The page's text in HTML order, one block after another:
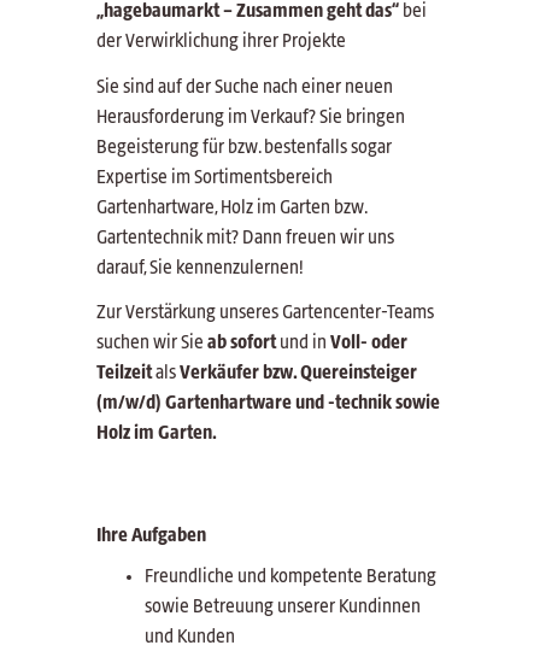
„hagebaumarkt – Zusammen geht das“ bei
der Verwirklichung ihrer Projekte
Sie sind auf der Suche nach einer neuen
Herausforderung im Verkauf? Sie bringen
Begeisterung für bzw. bestenfalls sogar
Expertise im Sortimentsbereich
Gartenhartware, Holz im Garten bzw.
Gartentechnik mit? Dann freuen wir uns
darauf, Sie kennenzulernen!
Zur Verstärkung unseres Gartencenter-Teams
suchen wir Sie ab sofortund in Voll- oder
TeilzeitalsVerkäufer bzw. Quereinsteiger
(m/w/d) Gartenhartware und -technik sowie
Holz im Garten.
Ihre Aufgaben
Freundliche und kompetente Beratung
sowie Betreuung unserer Kundinnen
und Kunden